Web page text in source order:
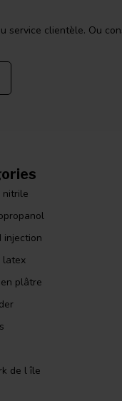
service clientèle. Ou
nitrile
injection
latex
plâtre
de l île